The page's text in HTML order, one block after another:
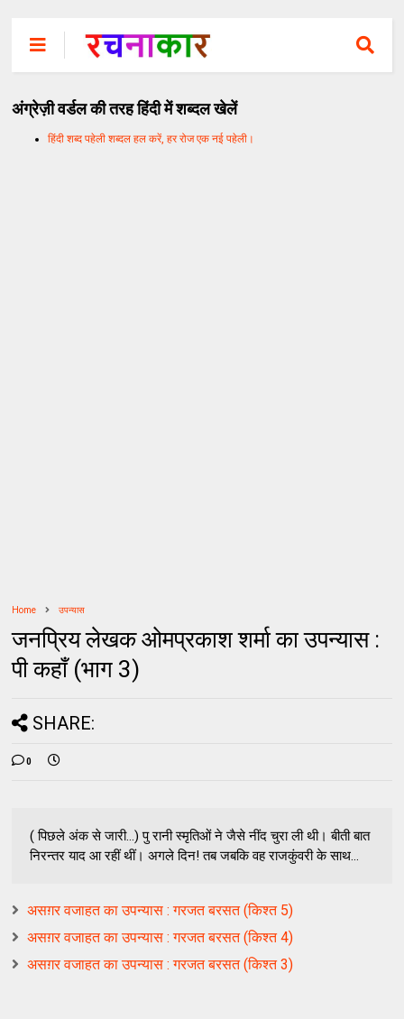
अंग्रेज़ी वर्डल की तरह हिंदी में शब्दल खेलें
हिंदी शब्द पहेली शब्दल हल करें, हर रोज एक नई पहेली।
Home उपन्यास
जनप्रिय लेखक ओमप्रकाश शर्मा का उपन्यास :
पी कहाँ (भाग 3)
SHARE:
0
( पिछले अंक से जारी…) पु रानी स्‍मृतिओं ने जैसे नींद चुरा ली थी। बीती बात
निरन्‍तर याद आ रहीं थीं। अगले दिन! तब जबकि वह राजकुंवरी के साथ...
असग़र वजाहत का उपन्यास : गरजत बरसत (किश्त 5)
असग़र वजाहत का उपन्यास : गरजत बरसत (किश्त 4)
असग़र वजाहत का उपन्यास : गरजत बरसत (किश्त 3)